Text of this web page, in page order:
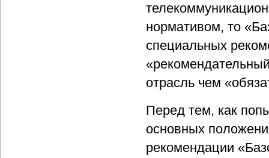
нормативом, то
специальных
отрасль чем
Перед тем, как
основных
рекомендации